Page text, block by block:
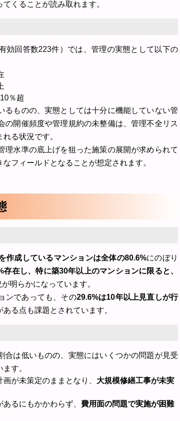
くることが読み取れます。
効回答数223件）では、管理の実態として以下の
％超
るものの、実態としては十分に機能していない管
開催頻度や管理規約の未整備は、管理不全リス
る状況です。
水準の底上げを狙った施策の展開が求められて
フィールドとなることが想定されます。
作成しているマンションは全体の80.6%にのぼり
在し、特に築30年以上のマンションに限ると、
明らかになっています。
ンであっても、その29.6%は10年以上見直しが行
る点も課題とされています。
は低いものの、実態にはいくつかの問題が見受
す。
が未策定のままとなり、 大規模修繕工事が未実
るにもかかわらず、 費用面の問題で実施が困難